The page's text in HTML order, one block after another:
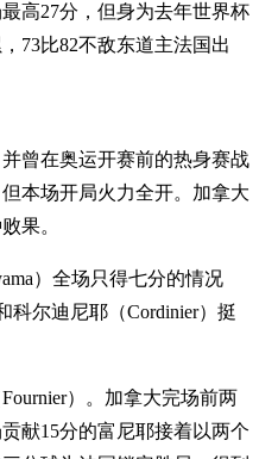
最高27分，但身为去年世界杯
73比82不敌东道主法国出
曾在奥运开赛前的热身赛战
本场开局火力全开。加拿大
果。
）全场只得七分的情况
科尔迪尼耶（Cordinier）挺
）。加拿大完场前两
献15分的富尼耶接着以两个